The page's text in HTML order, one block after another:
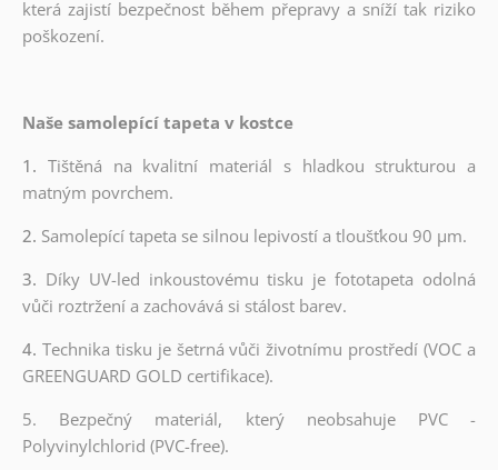
která zajistí bezpečnost během přepravy a sníží tak riziko
poškození.
Naše samolepící tapeta v kostce
1. Tištěná na kvalitní materiál s hladkou strukturou a
matným povrchem.
2. Samolepící tapeta se silnou lepivostí a tloušťkou 90 µm.
3. Díky UV-led inkoustovému tisku je fototapeta odolná
vůči roztržení a zachovává si stálost barev.
4. Technika tisku je šetrná vůči životnímu prostředí (VOC a
GREENGUARD GOLD certifikace).
5. Bezpečný materiál, který neobsahuje PVC -
Polyvinylchlorid (PVC-free).